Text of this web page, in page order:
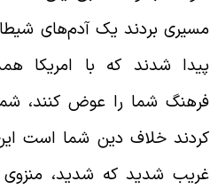
بردند یک آدم‌های
شدند که با امریکا
شما را عوض کنند،
خلاف دین شما است
شدید که شدید، منزوی